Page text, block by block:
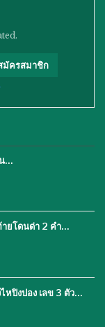
มัครสมาชิก
…
ายโดนด่า 2 คำ…
หปิงปอง เลข 3 ตัว…